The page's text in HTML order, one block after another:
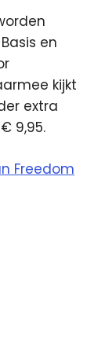
en
kijkt
extra
9,95.
Freedom